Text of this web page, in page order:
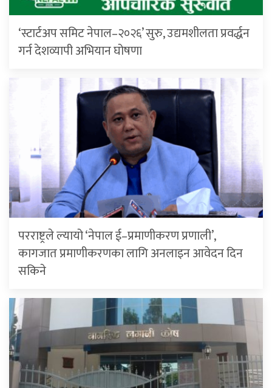
‘स्टार्टअप समिट नेपाल–२०२६’ सुरु, उद्यमशीलता प्रवर्द्धन
गर्न देशव्यापी अभियान घोषणा
परराष्ट्रले ल्यायो ‘नेपाल ई–प्रमाणीकरण प्रणाली’,
कागजात प्रमाणीकरणका लागि अनलाइन आवेदन दिन
सकिने